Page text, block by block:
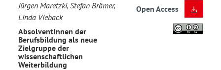
Jürgen Maretzki, Stefan Brämer,
Linda Vieback
AbsolventInnen der
Berufsbildung als neue
Zielgruppe der
wissenschaftlichen
Weiterbildung
Open Access